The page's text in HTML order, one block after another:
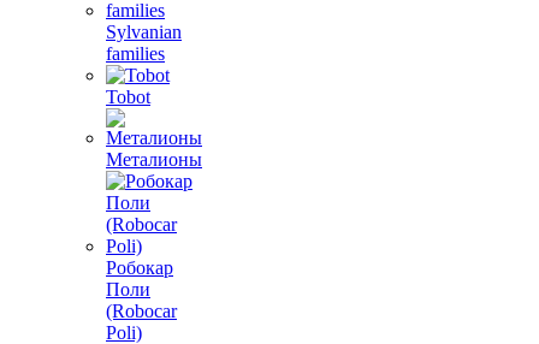
Sylvanian
families
Tobot
Металионы
Робокар
Поли
(Robocar
Poli)